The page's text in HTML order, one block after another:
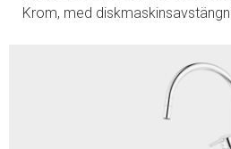
Krom, med